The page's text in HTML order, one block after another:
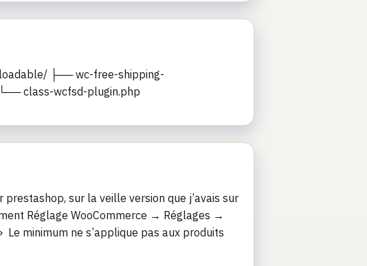
├── wc-free-shipping-
class-wcfsd-plugin.php
sur la veille version que j’avais sur
Réglage WooCommerce → Réglages →
minimum ne s’applique pas aux produits